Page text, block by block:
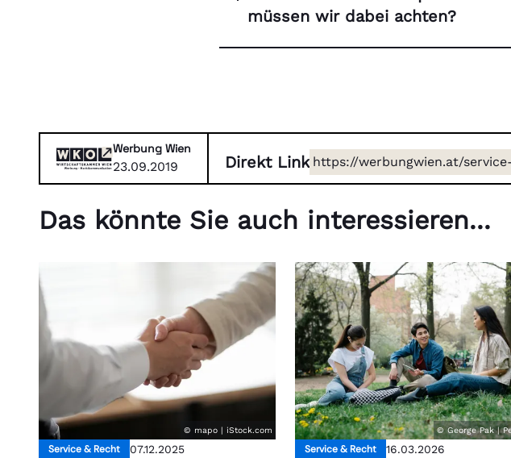
müssen wir dabei achten?
Werbung Wien
23.09.2019 Direkt Link https://werbungwien.at/
recht/stock-fotos
Das könnte Sie auch interessieren...
© mapo | iStock.com
Service & Recht 07.12.2025
© George Pak |
Service & Recht 16.03.2026